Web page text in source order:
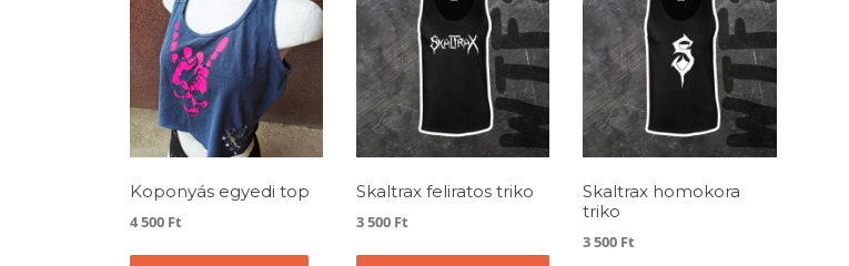
Koponyás egyedi top
4 500 Ft
Skaltrax feliratos triko
3 500 Ft
Ennek
Skaltrax homokora
triko
3 500 Ft